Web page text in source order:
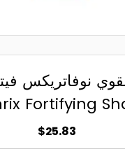
Fortifying
$25.83